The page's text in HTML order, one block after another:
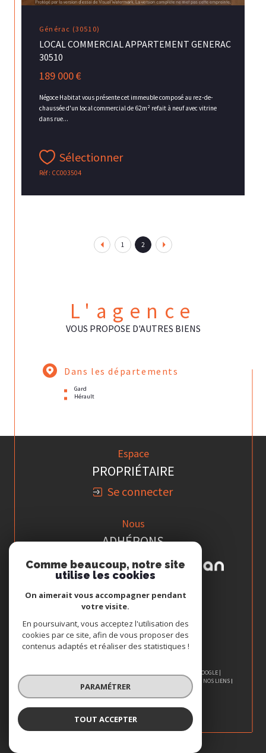
Générac (30510)
LOCAL COMMERCIAL APPARTEMENT GENERAC
30510
189 000 €
Négoce Habitat vous présente cet immeuble composé au rez-de-
chaussée d'un local commercial de 62m² refait à neuf avec vitrine
dans rue...
Sélectionner
Réf : CC003504
1 2
L'agence
VOUS PROPOSE D'AUTRES BIENS
Dans les départements
Gard
Hérault
Espace
PROPRIÉTAIRE
Se connecter
Nous
ADHÉRONS
© 2026 | TOUS DROITS RÉSERVÉS | TRADUCTION POWERED BY GOOGLE |
PLAN DU SITE ADMIN
NOS LIENS
POLITIQUE RGPD
Comme beaucoup, notre site
utilise les cookies
On aimerait vous accompagner pendant
votre visite.
En poursuivant, vous acceptez l'utilisation des
cookies par ce site, afin de vous proposer des
contenus adaptés et réaliser des statistiques !
PARAMÉTRER
TOUT ACCEPTER